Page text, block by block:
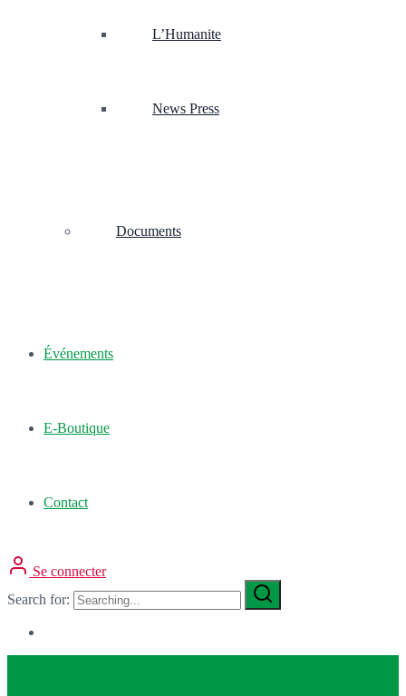
L’Humanite
News Press
Documents
Événements
E-Boutique
Contact
Se connecter
Search for: